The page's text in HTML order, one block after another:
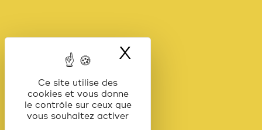
Ce site utilise des
cookies et vous donne
le contrôle sur ceux que
vous souhaitez activer
X